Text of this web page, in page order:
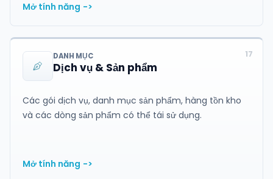
Mở tính năng ->
17
DANH MỤC
Dịch vụ & Sản phẩm
Các gói dịch vụ, danh mục sản phẩm, hàng tồn kho
và các dòng sản phẩm có thể tái sử dụng.
Mở tính năng ->